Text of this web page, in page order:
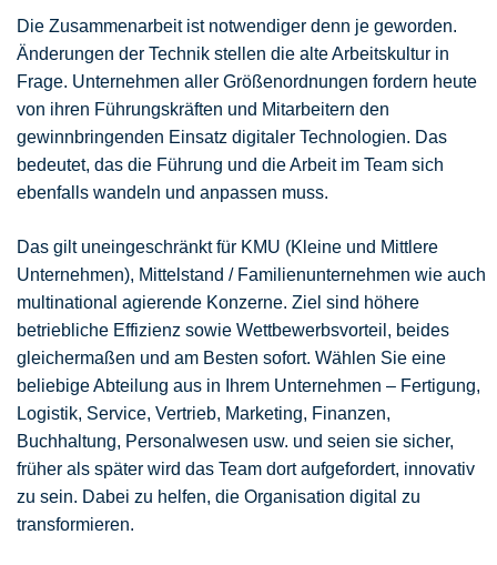
Die Zusammenarbeit ist notwendiger denn je geworden.
Änderungen der Technik stellen die alte Arbeitskultur in
Frage. Unternehmen aller Größenordnungen fordern heute
von ihren Führungskräften und Mitarbeitern den
gewinnbringenden Einsatz digitaler Technologien. Das
bedeutet, das die Führung und die Arbeit im Team sich
ebenfalls wandeln und anpassen muss.
Das gilt uneingeschränkt für KMU (Kleine und Mittlere
Unternehmen), Mittelstand / Familienunternehmen wie auch
multinational agierende Konzerne. Ziel sind höhere
betriebliche Effizienz sowie Wettbewerbsvorteil, beides
gleichermaßen und am Besten sofort. Wählen Sie eine
beliebige Abteilung aus in Ihrem Unternehmen – Fertigung,
Logistik, Service, Vertrieb, Marketing, Finanzen,
Buchhaltung, Personalwesen usw. und seien sie sicher,
früher als später wird das Team dort aufgefordert, innovativ
zu sein. Dabei zu helfen, die Organisation digital zu
transformieren.